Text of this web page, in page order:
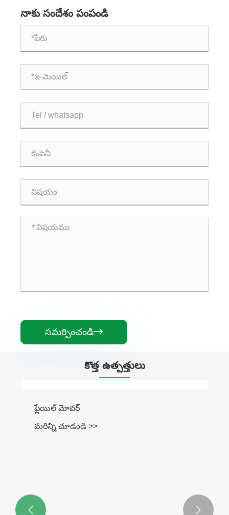
సరైన పరిష్కారం.
నాకు సందేశం పంపండి
సమర్పించండి
కొత్త ఉత్పత్తులు
 